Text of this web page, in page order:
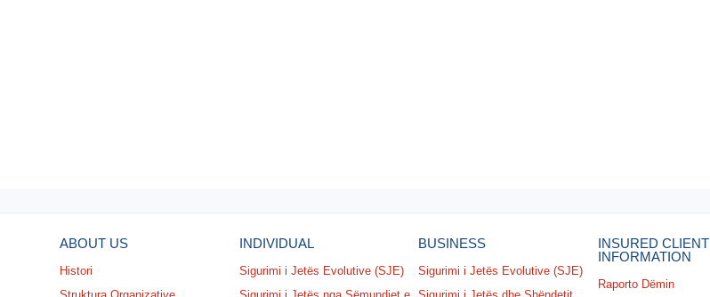
ABOUT US
Histori
INDIVIDUAL
Sigurimi i Jetës Evolutive (SJE)
BUSINESS
Sigurimi i Jetës Evolutive (SJE)
INSURED CLIENT
INFORMATION
Raporto Dëmin